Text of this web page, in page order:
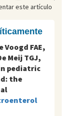
este artículo
Voogd FAE,
Meij TGJ,
pediatric
the